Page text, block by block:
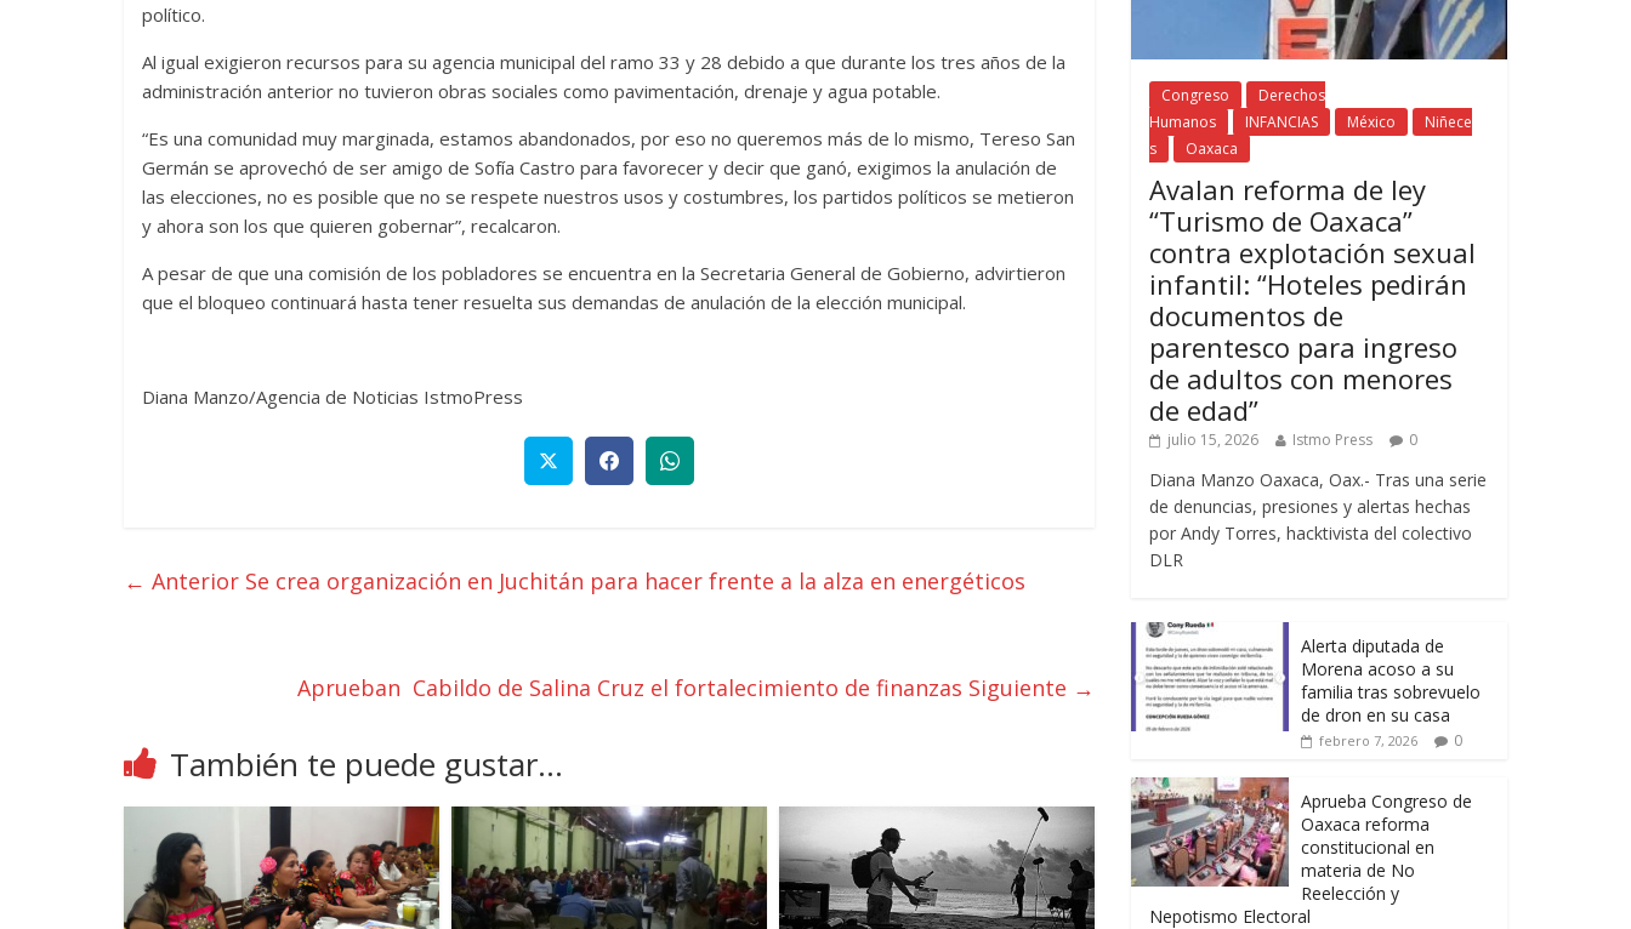
político.
Al igual exigieron recursos para su agencia municipal del ramo 33 y 28 debido a que durante los tres años de la
administración anterior no tuvieron obras sociales como pavimentación, drenaje y agua potable.
“Es una comunidad muy marginada, estamos abandonados, por eso no queremos más de lo mismo, Tereso San
Germán se aprovechó de ser amigo de Sofía Castro para favorecer y decir que ganó, exigimos la anulación de
las elecciones, no es posible que no se respete nuestros usos y costumbres, los partidos políticos se metieron
y ahora son los que quieren gobernar”, recalcaron.
A pesar de que una comisión de los pobladores se encuentra en la Secretaria General de Gobierno, advirtieron
que el bloqueo continuará hasta tener resuelta sus demandas de anulación de la elección municipal.
Diana Manzo/Agencia de Noticias IstmoPress
← Anterior Se crea organización en Juchitán para hacer frente a la alza en energéticos
Aprueban Cabildo de Salina Cruz el fortalecimiento de finanzas Siguiente →
También te puede gustar...
Congreso
Derechos
Humanos
INFANCIAS México
Niñece
s
Oaxaca
Avalan reforma de ley
“Turismo de Oaxaca”
contra explotación sexual
infantil: “Hoteles pedirán
documentos de
parentesco para ingreso
de adultos con menores
de edad”
julio 15, 2026 Istmo Press 0
Diana Manzo Oaxaca, Oax.- Tras una serie
de denuncias, presiones y alertas hechas
por Andy Torres, hacktivista del colectivo
DLR
Alerta diputada de
Morena acoso a su
familia tras sobrevuelo
de dron en su casa
febrero 7, 2026 0
Aprueba Congreso de
Oaxaca reforma
constitucional en
materia de No
Reelección y
Nepotismo Electoral